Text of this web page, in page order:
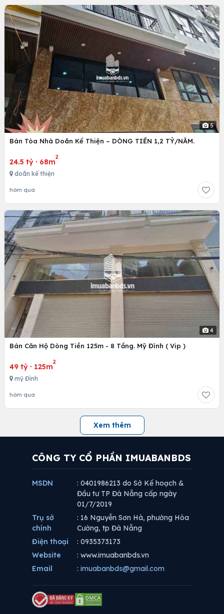
5
Bán Tòa Nhà Doãn Kế Thiện – DÒNG TIỀN 1,2 TỶ/NĂM.
24.5 tỷ · 68m
2
doãn kế thiện
hôm qua
4
Bán Căn Hộ Dòng Tiền 125m - 8 Tầng. Mỹ Đình ( Vip )
49 tỷ · 125m
2
mỹ Đình
hôm qua
Xem thêm
CÔNG TY CỔ PHẦN IMUABANBDS
MSDN
: 0401986213 do Sở Kế hoạch &
Đầu tư TP Đà Nẵng cấp ngày
01/7/2019
Trụ sở
chính
: 16 Nguyễn Sơn Hà, phường Hòa
Cường, tp Đà Nẵng
Điện thoại
: 0935373173
Website
: www.imuabanbds.vn
Email
: imuabanbds@gmail.com